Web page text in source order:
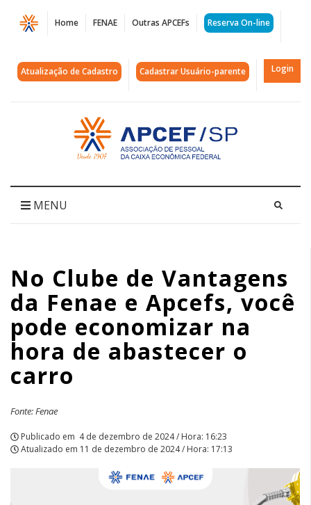
Página
No
Clube
Vantagens
pode
economizar
na
hora
de
abastecer
o
Home FENAE Outras APCEFs Reserva On-line
Atualização de Cadastro Cadastrar Usuário-parente Login
Acessar
página
inicial
MENU
No Clube de Vantagens
da Fenae e Apcefs, você
pode economizar na
hora de abastecer o
carro
Fonte: Fenae
Publicado em 4 de dezembro de 2024 / Hora: 16:23
Atualizado em 11 de dezembro de 2024 / Hora: 17:13